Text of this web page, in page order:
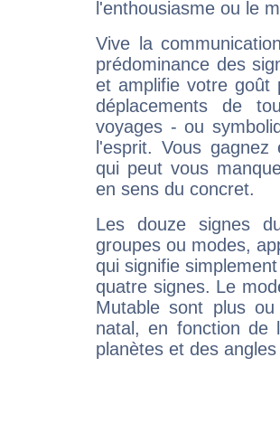
l'enthousiasme ou le
Vive la
prédominance des
et amplifie votre goût
déplacements de
voyages - ou
l'esprit. Vous
qui peut vous
en sens du concret.
Les douze signes
groupes ou modes,
qui signifie
quatre signes. Le
Mutable sont plus
natal, en fonction de
planètes et des